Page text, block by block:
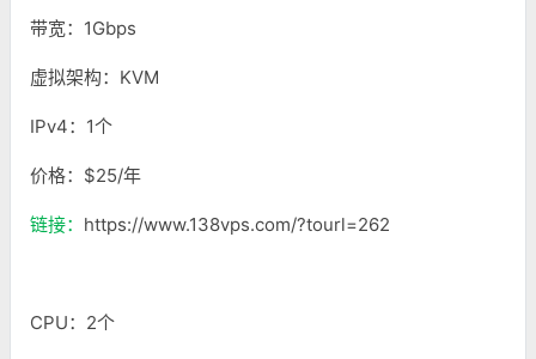
带宽：1Gbps
虚拟架构：KVM
IPv4：1个
价格：$25/年
链接： https://www.138vps.com/?tourl=262
CPU：2个